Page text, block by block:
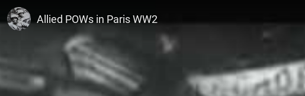
dogface43
Allied POWs in Paris WW2